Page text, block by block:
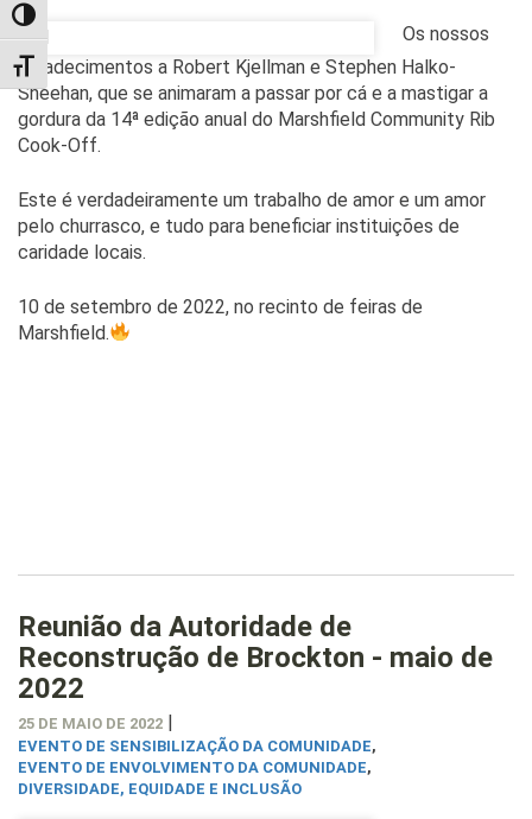
TOGGLE HIGH CONTRAST
TOGGLE FONT SIZE
Os nossos
agradecimentos a Robert Kjellman e Stephen Halko-
Sheehan, que se animaram a passar por cá e a mastigar a
gordura da 14ª edição anual do Marshfield Community Rib
Cook-Off.
Este é verdadeiramente um trabalho de amor e um amor
pelo churrasco, e tudo para beneficiar instituições de
caridade locais.
10 de setembro de 2022, no recinto de feiras de
Marshfield.
Reunião da Autoridade de
Reconstrução de Brockton - maio de
2022
25 DE MAIO DE 2022 |
EVENTO DE SENSIBILIZAÇÃO DA COMUNIDADE,
EVENTO DE ENVOLVIMENTO DA COMUNIDADE,
DIVERSIDADE, EQUIDADE E INCLUSÃO